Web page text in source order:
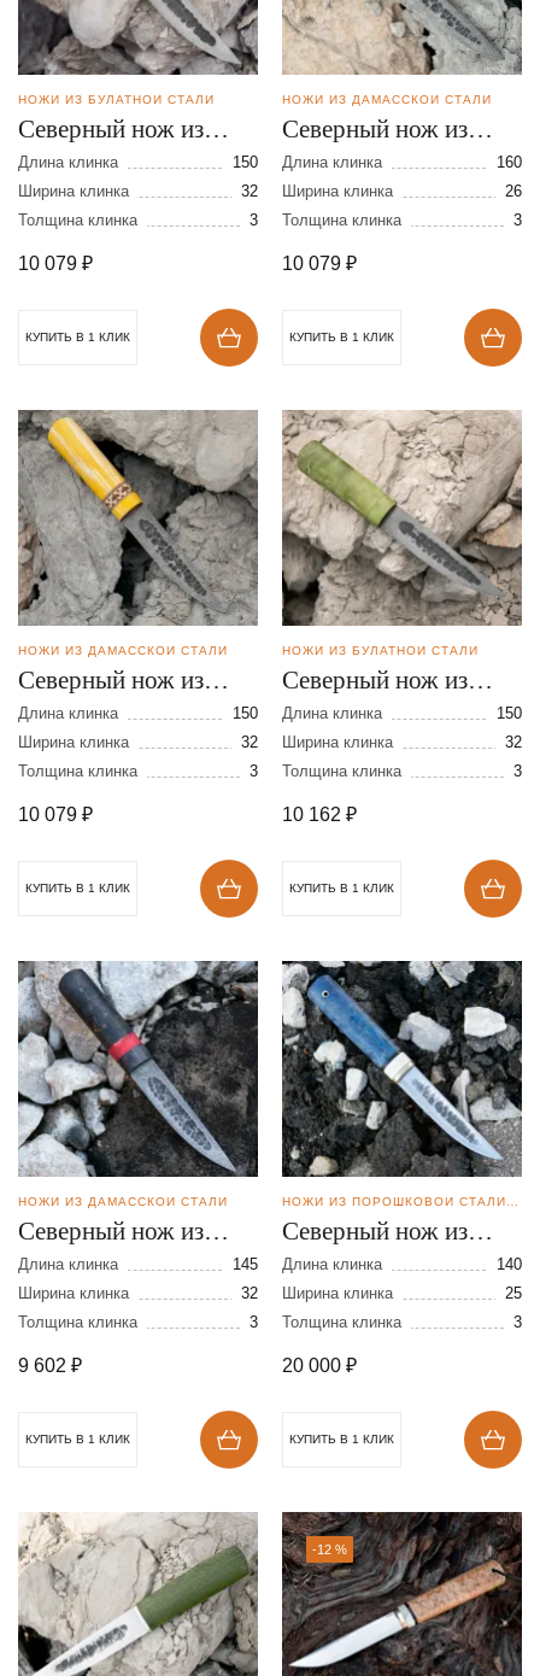
НОЖИ ИЗ БУЛАТНОЙ СТАЛИ
Северный нож из
булатной стали
Длина клинка
150
Ширина клинка
32
Толщина клинка
3
10 079 ₽
КУПИТЬ В 1 КЛИК
НОЖИ ИЗ ДАМАССКОЙ СТАЛИ
Северный нож из
дамасской стали
Длина клинка
160
Ширина клинка
26
Толщина клинка
3
10 079 ₽
КУПИТЬ В 1 КЛИК
НОЖИ ИЗ ДАМАССКОЙ СТАЛИ
Северный нож из
дамасской стали
Длина клинка
150
Ширина клинка
32
Толщина клинка
3
10 079 ₽
КУПИТЬ В 1 КЛИК
НОЖИ ИЗ БУЛАТНОЙ СТАЛИ
Северный нож из
булатной стали
Длина клинка
150
Ширина клинка
32
Толщина клинка
3
10 162 ₽
КУПИТЬ В 1 КЛИК
НОЖИ ИЗ ДАМАССКОЙ СТАЛИ
Северный нож из
дамасской стали
Длина клинка
145
Ширина клинка
32
Толщина клинка
3
9 602 ₽
КУПИТЬ В 1 КЛИК
Северный нож из
стали Elmax
Длина клинка
140
Ширина клинка
25
Толщина клинка
3
20 000 ₽
КУПИТЬ В 1 КЛИК
-12 %